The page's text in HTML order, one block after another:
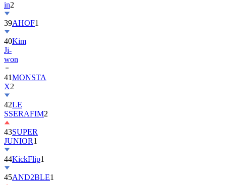
39AHOF
40Kim
Ji-
won
41MONSTA
X
42LE
SSERAFIM
43SUPER
JUNIOR
44KickFlip
45AND2BLE
46TWICE1